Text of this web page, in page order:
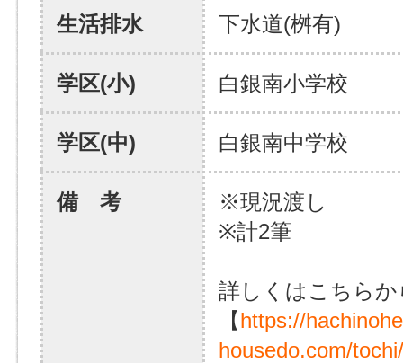
生活排水 下水道(桝有)
学区(小) 白銀南小学校
学区(中) 白銀南中学校
備 考
※現況渡し
※計2筆
詳しくはこちらか
【https://
housedo.com/